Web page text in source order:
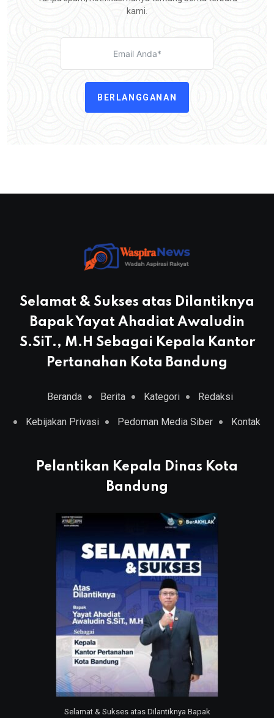
kami.
BERLANGGANAN
Selamat & Sukses atas Dilantiknya
Bapak Yayat Ahadiat Awaludin
S.SiT., M.H Sebagai Kepala Kantor
Pertanahan Kota Bandung
Beranda Berita Kategori Redaksi
Kebijakan Privasi Pedoman Media Siber Kontak
Pelantikan Kepala Dinas Kota
Bandung
Selamat & Sukses atas Dilantiknya Bapak